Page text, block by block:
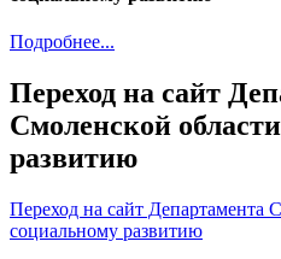
Подробнее...
Переход на сайт
Смоленской
развитию
Переход на сайт Департамента
социальному развитию